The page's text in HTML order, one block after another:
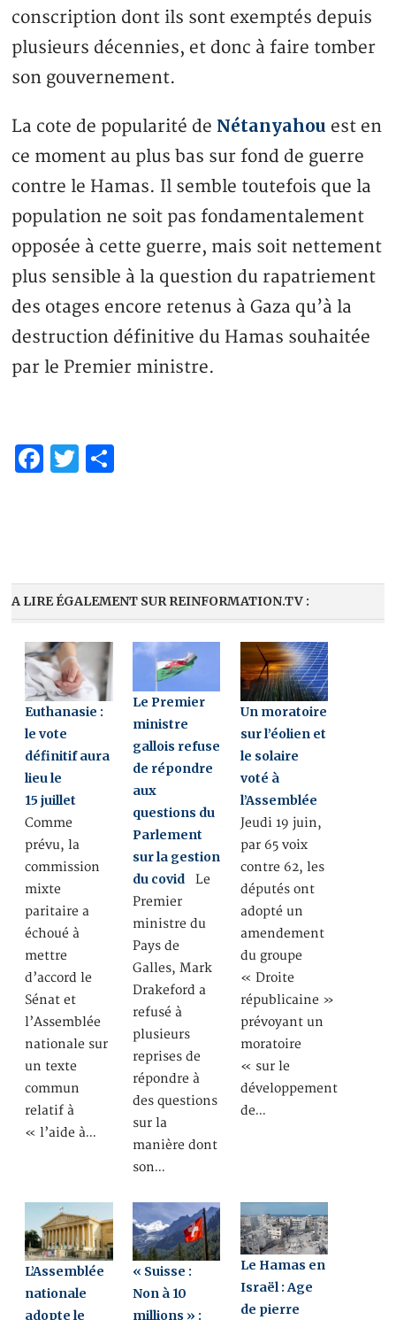
conscription dont ils sont exemptés depuis
plusieurs décennies, et donc à faire tomber
son gouvernement.
La cote de popularité de Nétanyahou est en
ce moment au plus bas sur fond de guerre
contre le Hamas. Il semble toutefois que la
population ne soit pas fondamentalement
opposée à cette guerre, mais soit nettement
plus sensible à la question du rapatriement
des otages encore retenus à Gaza qu’à la
destruction définitive du Hamas souhaitée
par le Premier ministre.
Facebook
Twitter
A LIRE ÉGALEMENT SUR REINFORMATION.TV :
Euthanasie :
le vote
définitif aura
lieu le
15 juillet
Comme
prévu, la
commission
mixte
paritaire a
échoué à
mettre
d’accord le
Sénat et
l’Assemblée
nationale sur
un texte
commun
relatif à
« l’aide à…
Le Premier
ministre
gallois refuse
de répondre
aux
questions du
Parlement
sur la gestion
du covid Le
Premier
ministre du
Pays de
Galles, Mark
Drakeford a
refusé à
plusieurs
reprises de
répondre à
des questions
sur la
manière dont
son…
Un moratoire
sur l’éolien et
le solaire
voté à
l’Assemblée
Jeudi 19 juin,
par 65 voix
contre 62, les
députés ont
adopté un
amendement
du groupe
« Droite
républicaine »
prévoyant un
moratoire
« sur le
développement
de…
L’Assemblée
nationale
adopte le
« Suisse :
Non à 10
millions » :
Le Hamas en
Israël : Age
de pierre